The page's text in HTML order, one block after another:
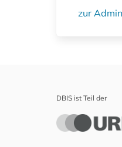
zur
DBIS ist Teil der